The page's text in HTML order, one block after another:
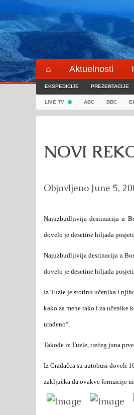
Skip
to
content
⌂ Aktuelnosti
Blogeri
⌖
EKSPEDICIJE PREZENTACIJE
LIVE TV ABC BBC
NOVI
Objavljeno June 5,
Najuzbudljivija destinacija u
dovelo je desetine hiljada
Najuzbudljivija destinacija u
dovelo je desetine hiljada
Iz Tuzle je stotinu učenika i
kako za mene tako i za učenike
urađeno“.
Takođe iz Tuzle, trećeg juna
Iz Gradačca su autobusi doveli
zaključka da ovakve formacije